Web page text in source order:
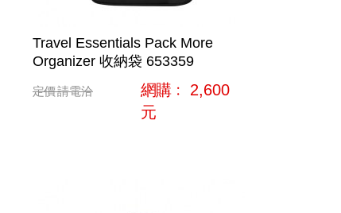
Travel Essentials Pack More
Organizer 收納袋 653359
定價請電洽 網購﹕ 2,600
元